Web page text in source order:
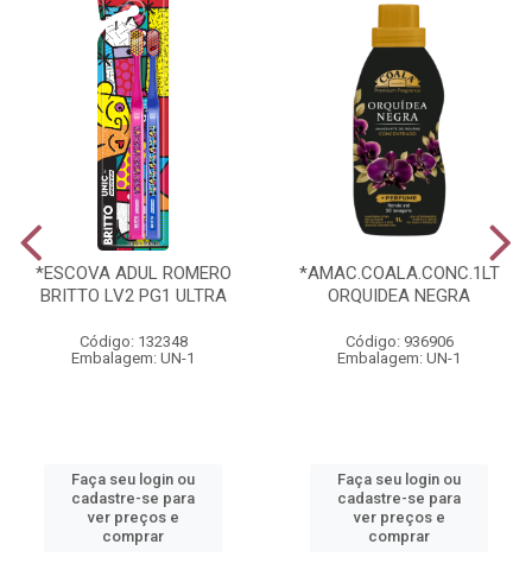
*ESCOVA ADUL ROMERO
BRITTO LV2 PG1 ULTRA
Código: 132348
Embalagem: UN-1
Faça seu login ou
cadastre-se para
ver preços e
comprar
*AMAC.COALA.CONC.1LT
ORQUIDEA NEGRA
Código: 936906
Embalagem: UN-1
Faça seu login ou
cadastre-se para
ver preços e
comprar